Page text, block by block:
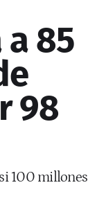
85
98
100